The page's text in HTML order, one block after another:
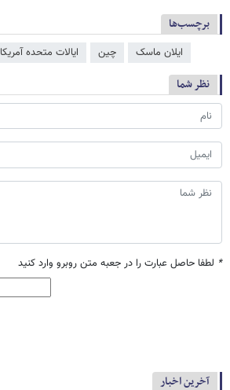
برچسب‌ها
ایلان ماسک چین ایالات متحده آمریکا
نظر شما
* لطفا حاصل عبارت را در جعبه متن روبرو وارد کنید
آخرین اخبار